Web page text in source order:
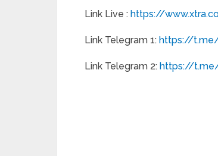
Link Live : https://
Link Telegram 1: https://t.me/
Link Telegram 2: https://t.me/